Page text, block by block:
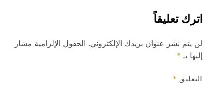
اترك تعليقاً
لن يتم نشر عنوان بريدك الإلكتروني. الحقول الإلزامية مشار
إليها بـ *
التعليق *